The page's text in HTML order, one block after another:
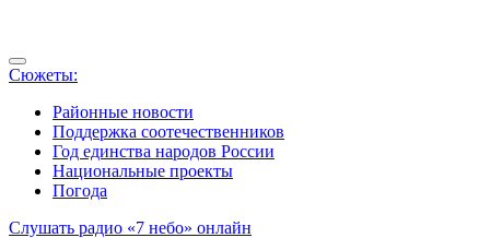
Сюжеты:
Районные новости
Поддержка соотечественников
Год единства народов России
Национальные проекты
Погода
Слушать радио «7 небо» онлайн